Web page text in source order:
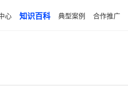
心 知识百科 典型案例 合作推广